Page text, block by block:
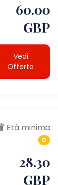
60.00
GBP
Vedi
Offerta
Età minima
0
28.30
GBP